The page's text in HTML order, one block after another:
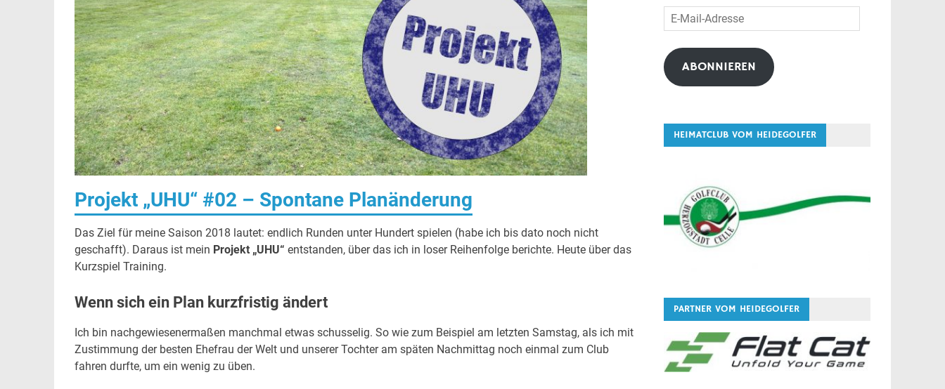
Projekt „UHU“ #02 – Spontane Planänderung
Das Ziel für meine Saison 2018 lautet: endlich Runden unter Hundert spielen (habe ich bis dato noch nicht
geschafft). Daraus ist mein Projekt „UHU“ entstanden, über das ich in loser Reihenfolge berichte. Heute über das
Kurzspiel Training.
Wenn sich ein Plan kurzfristig ändert
Ich bin nachgewiesenermaßen manchmal etwas schusselig. So wie zum Beispiel am letzten Samstag, als ich mit
Zustimmung der besten Ehefrau der Welt und unserer Tochter am späten Nachmittag noch einmal zum Club
fahren durfte, um ein wenig zu üben.
E-
Mail-
Adresse
ABONNIEREN
HEIMATCLUB VOM HEIDEGOLFER
PARTNER VOM HEIDEGOLFER